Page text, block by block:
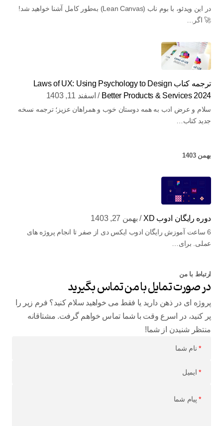
در این ویدئو، با بوم ناب (Lean Canvas) به‌طور کامل آشنا خواهید شد!
🚀 اگر…
ترجمه کتاب Laws of UX: Using Psychology to Design
Better Products & Services 2024
اسفند 11, 1403
سلام و عرض ادب به همه دوستان خوب و همراهان عزیز؛ ترجمه نسخه
جدید کتاب…
بهمن 1403
دوره رایگان ادوب XD بهمن 27, 1403
6 ساعت آموزش رایگان ادوب ایکس دی از صفر تا انجام پروژه های
عملی. برای…
ارتباط با من
در صورت تمایل با من تماس بگیرید
پروژه ای در ذهن دارید یا فقط می خواهید سلام کنید؟ فرم زیر را
پر کنید، در اسرع وقت با شما تماس خواهم گرفت. مشتاقانه
منتظر شنیدن از شما!
نام شما*
ایمیل*
پیام شما*